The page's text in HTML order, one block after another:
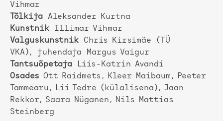
Vihmar
Tõlkija Aleksander Kurtna
Kunstnik Illimar Vihmar
Valguskunstnik Chris Kirsimäe (TÜ
VKA), juhendaja Margus Vaigur
Tantsuõpetaja Liis-Katrin Avandi
Osades Ott Raidmets, Kleer Maibaum, Peeter
Tammearu, Lii Tedre (külalisena), Jaan
Rekkor, Saara Nüganen, Nils Mattias
Steinberg